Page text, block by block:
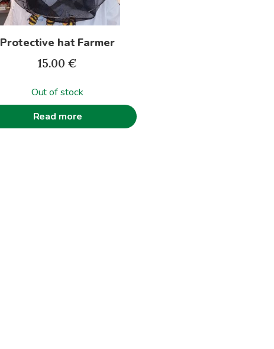
Protective hat Farmer
15.00 €
Out of stock
Read more